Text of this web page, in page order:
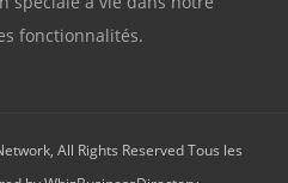
fonctionnalités.
All Rights Reserved Tous les